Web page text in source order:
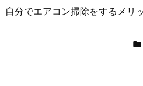
自分でエアコン掃除をするメリ
